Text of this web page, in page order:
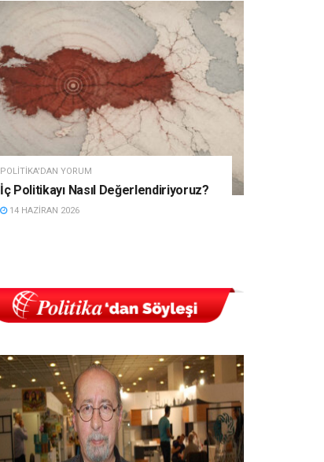
POLITIKA'DAN YORUM
İç Politikayı Nasıl Değerlendiriyoruz?
14 HAZIRAN 2026